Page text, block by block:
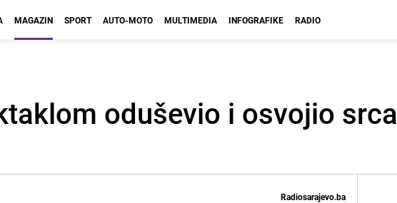
MAGAZIN SPORT AUTO-MOTO MULTIMEDIA INFOGRAFIKE RADIO
oduševio i osvojio srca
Radiosarajevo.ba